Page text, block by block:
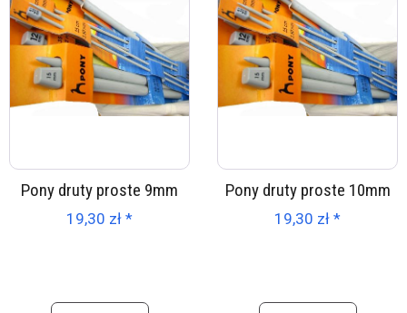
Pony druty proste 9mm
19,30 zł *
Pony druty proste 10mm
19,30 zł *